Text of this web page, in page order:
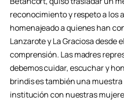
reconocimiento y respeto a los
homenajeado a quienes han
Lanzarote y La Graciosa desde
comprensión. Las madres
debemos cuidar, escuchar y
brindis es también una
institución con nuestras